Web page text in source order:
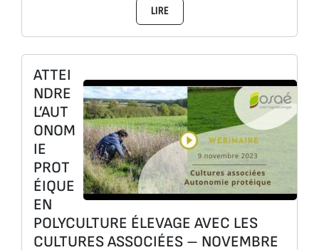
LIRE
ATTEI
NDRE
L’AUT
ONOM
IE
PROT
ÉIQUE
EN
POLYCULTURE ÉLEVAGE AVEC LES
CULTURES ASSOCIÉES – NOVEMBRE